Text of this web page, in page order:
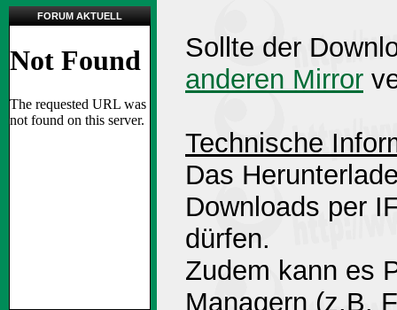
FORUM AKTUELL
Sollte der
anderen Mirror
Technische
Das
Downloads per
dürfen.
Zudem kann es
Managern (z.B.